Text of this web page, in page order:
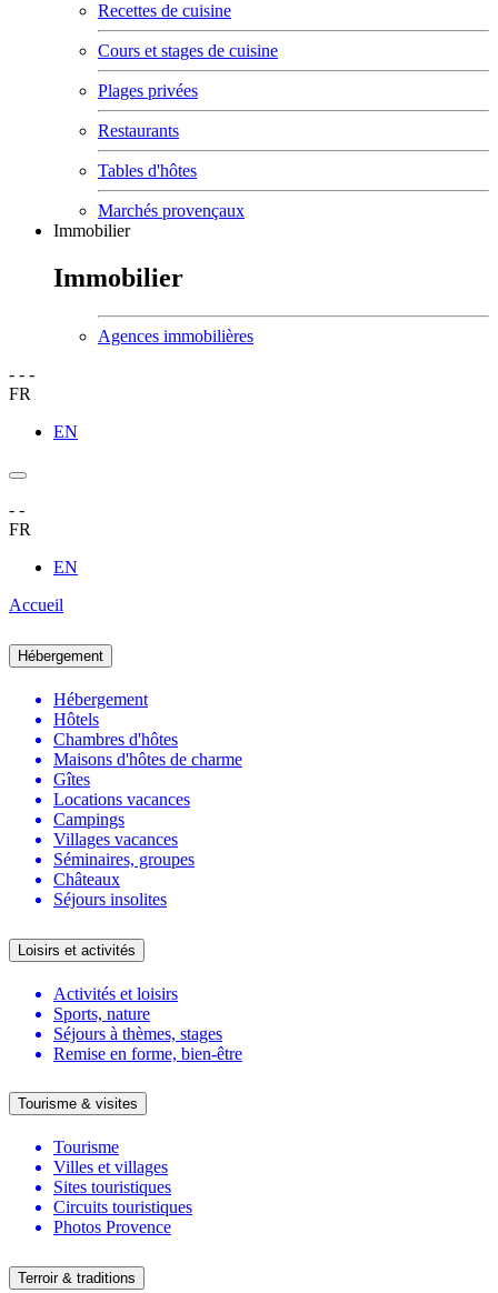
Recettes de cuisine
Cours et stages de cuisine
Plages privées
Restaurants
Tables d'hôtes
Marchés provençaux
Immobilier
Immobilier
Agences immobilières
- - -
FR
EN
- -
FR
EN
Accueil
Hébergement
Hébergement
Hôtels
Chambres d'hôtes
Maisons d'hôtes de charme
Gîtes
Locations vacances
Campings
Villages vacances
Séminaires, groupes
Châteaux
Séjours insolites
Loisirs et activités
Activités et loisirs
Sports, nature
Séjours à thèmes, stages
Remise en forme, bien-être
Tourisme & visites
Tourisme
Villes et villages
Sites touristiques
Circuits touristiques
Photos Provence
Terroir & traditions